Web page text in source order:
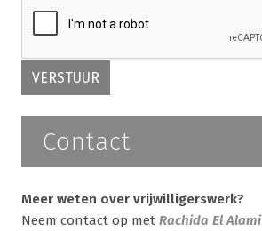
Contact
Meer weten over vrijwilligerswerk?
Neem contact op met Rachida El Alami